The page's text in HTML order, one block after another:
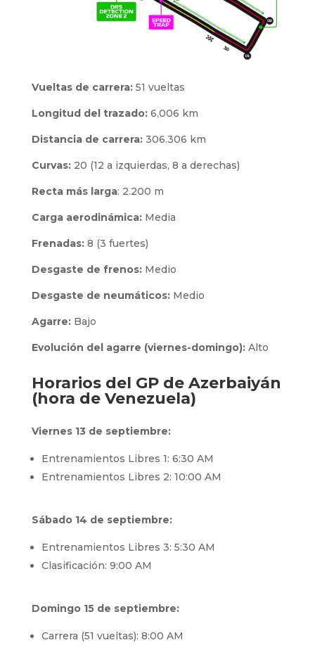
Vueltas de carrera:51 vueltas
Longitud del trazado:6,006 km
Distancia de carrera: 306.306 km
Curvas:20 (12 a izquierdas, 8 a derechas)
Recta más larga: 2.200 m
Carga aerodinámica:Media
Frenadas:8 (3 fuertes)
Desgaste de frenos:Medio
Desgaste de neumáticos:Medio
Agarre:Bajo
Evolución del agarre (viernes-domingo):Alto
Horarios del GP de Azerbaiyán
(hora de Venezuela)
Viernes 13 de septiembre:
Entrenamientos Libres 1: 6:30 AM
Entrenamientos Libres 2: 10:00 AM
Sábado 14 de septiembre:
Entrenamientos Libres 3: 5:30 AM
Clasificación: 9:00 AM
Domingo 15 de septiembre:
Carrera (51 vueltas): 8:00 AM